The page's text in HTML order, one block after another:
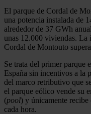
El parque de Cordal de
una potencia instalada de
alrededor de 37 GWh
unas 12.000 viviendas. La
Cordal de Montouto
Se trata del primer parque
España sin incentivos a la
del marco retributivo que
el parque eólico vende su
(pool) y únicamente
cada hora.